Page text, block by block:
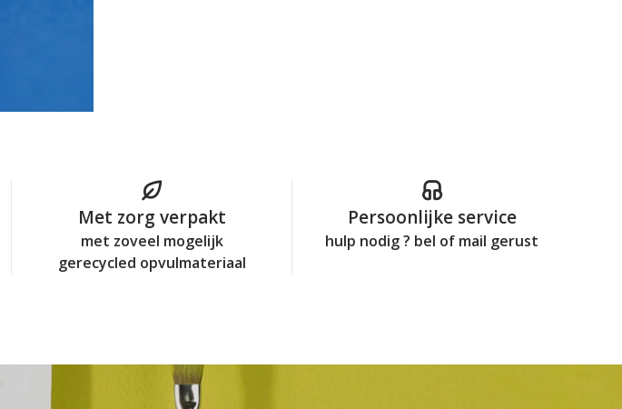
Met zorg verpakt
met zoveel mogelijk
gerecycled opvulmateriaal
Persoonlijke service
hulp nodig ? bel of mail gerust